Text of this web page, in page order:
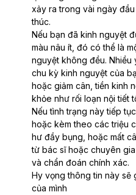
xảy ra trong vài ngày
thúc.
Nếu bạn đã kinh nguyệt
màu nâu ít, đó có thể là
nguyệt không đều. Nhiều
chu kỳ kinh nguyệt của
hoặc giảm cân, tiền kinh
khỏe như rối loạn nội tiết
Nếu tình trạng này tiếp
hoặc kèm theo các triệu
hư đầy bụng, hoặc mất
từ bác sĩ hoặc chuyên
và chẩn đoán chính xác.
Hy vọng thông tin này sẽ
của mình